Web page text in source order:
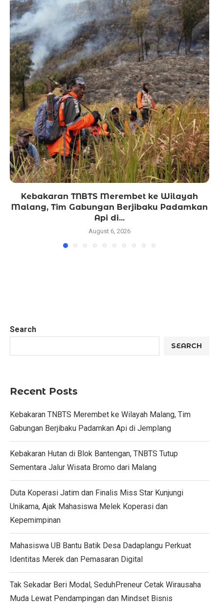
Kebakaran TNBTS Merembet ke Wilayah
Malang, Tim Gabungan Berjibaku Padamkan
Api di...
August 6, 2026
Search
SEARCH
Recent Posts
Kebakaran TNBTS Merembet ke Wilayah Malang, Tim
Gabungan Berjibaku Padamkan Api di Jemplang
Kebakaran Hutan di Blok Bantengan, TNBTS Tutup
Sementara Jalur Wisata Bromo dari Malang
Duta Koperasi Jatim dan Finalis Miss Star Kunjungi
Unikama, Ajak Mahasiswa Melek Koperasi dan
Kepemimpinan
Mahasiswa UB Bantu Batik Desa Dadaplangu Perkuat
Identitas Merek dan Pemasaran Digital
Tak Sekadar Beri Modal, SeduhPreneur Cetak Wirausaha
Muda Lewat Pendampingan dan Mindset Bisnis